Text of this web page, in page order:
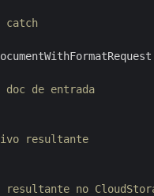
doc de entrada
resultante
no